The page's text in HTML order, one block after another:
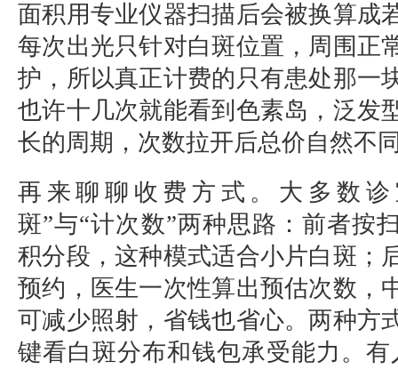
面积用专业仪器扫描后会被换算成
每次出光只针对白斑位置，周围正
护，所以真正计费的只有患处那一
也许十几次就能看到色素岛，泛发
长的周期，次数拉开后总价自然不
再来聊聊收费方式。大多数
斑”与“计次数”两种思路：前者按
积分段，这种模式适合小片白斑；
预约，医生一次性算出预估次数，
可减少照射，省钱也省心。两种方
键看白斑分布和钱包承受能力。有